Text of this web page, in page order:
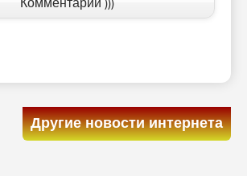
Комментарии )))
Другие новости интернета